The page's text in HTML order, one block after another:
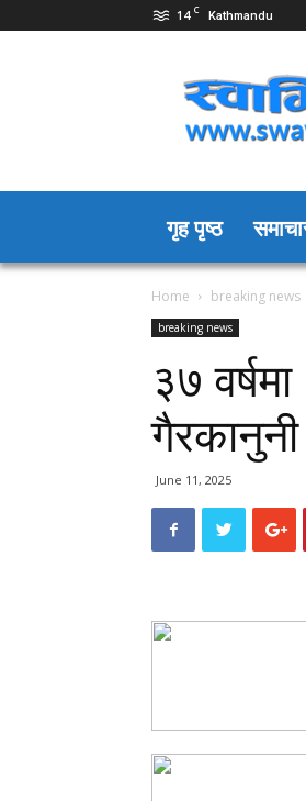
14 C Kathmandu
Swaviman
Nepal
गृह पृष्ठ
Home breaking news
breaking news
३७
June 11, 2025